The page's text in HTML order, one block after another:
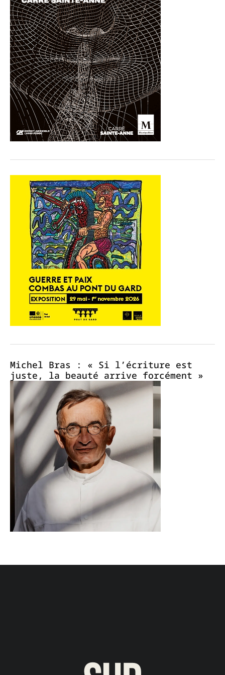
Michel Bras : « Si l’écriture est
juste, la beauté arrive forcément »